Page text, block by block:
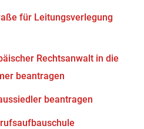
für Leitungsverlegung
Rechtsanwalt in die
beantragen
beantragen